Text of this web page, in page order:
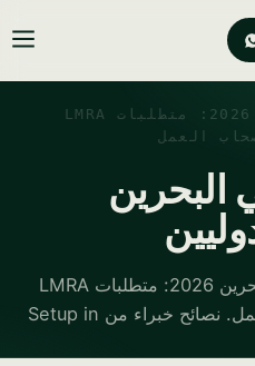
تأشيرة العمل في البحرين 2026: متطلبات LMRA
العمل
البحرين
دليل شامل لتأشيرة العمل في البحرين 2026: متطلبات LMRA
والإجراءات والتكاليف لأصحاب العمل. نصائح خبراء من Setup in